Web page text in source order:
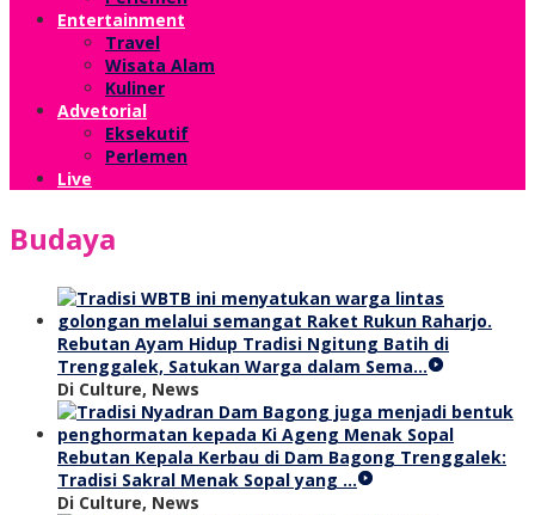
Entertainment
Travel
Wisata Alam
Kuliner
Advetorial
Eksekutif
Perlemen
Live
Budaya
Rebutan Ayam Hidup Tradisi Ngitung Batih di
Trenggalek, Satukan Warga dalam Sema…
Di Culture, News
Rebutan Kepala Kerbau di Dam Bagong Trenggalek:
Tradisi Sakral Menak Sopal yang …
Di Culture, News